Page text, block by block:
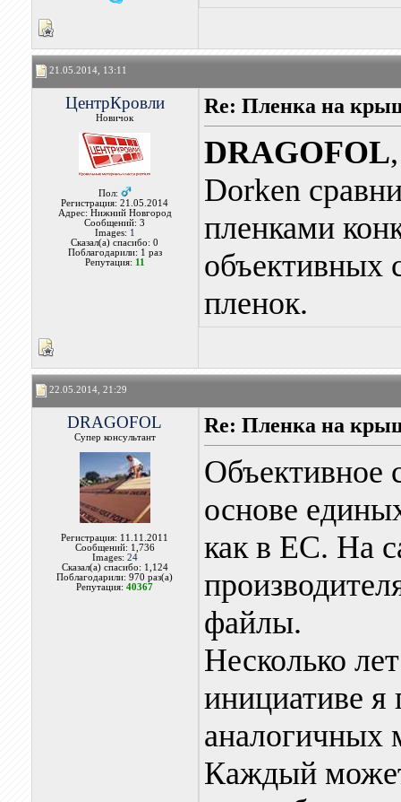
21.05.2014, 13:11
ЦентрКровли
Новичок
Пол:
Регистрация: 21.05.2014
Адрес: Нижний Новгород
Сообщений: 3
Images: 1
Сказал(а) спасибо: 0
Поблагодарили: 1 раз
Репутация: 11
Re: Пленка на
DRAGOFOL
Dorken
пленками
объективных
пленок.
22.05.2014, 21:29
DRAGOFOL
Супер консультант
Регистрация: 11.11.2011
Сообщений: 1,736
Images: 24
Сказал(а) спасибо: 1,124
Поблагодарили: 970 раз(а)
Репутация:40367
Re: Пленка на
Объективное
основе
как в ЕС. На
файлы.
Несколько
инициативе я
аналогичных
Каждый может